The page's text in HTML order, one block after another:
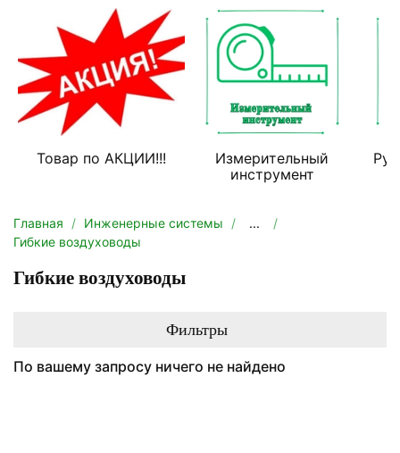
Товар по АКЦИИ!!!
Измерительный
инструмент
Главная Инженерные системы
...
Гибкие воздуховоды
Гибкие воздуховоды
Фильтры
По вашему запросу ничего не найдено